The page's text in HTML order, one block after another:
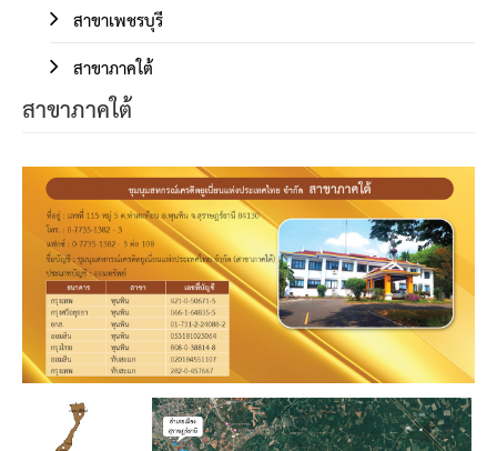
สาขาเพชรบุรี
สาขาภาคใต้
สาขาภาคใต้